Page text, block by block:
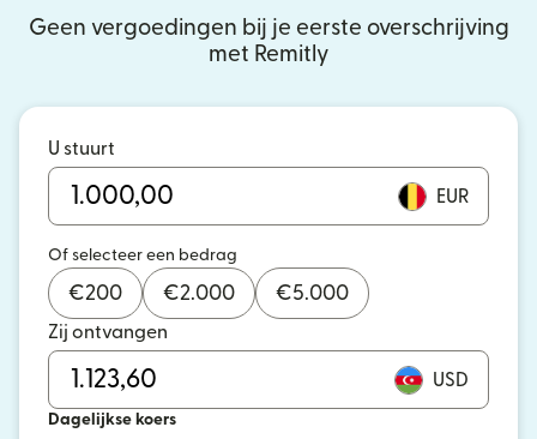
Geen vergoedingen bij je eerste overschrijving
met Remitly
U stuurt
EUR
Of selecteer een bedrag
€200 €2.000 €5.000
Zij ontvangen
USD
Dagelijkse koers